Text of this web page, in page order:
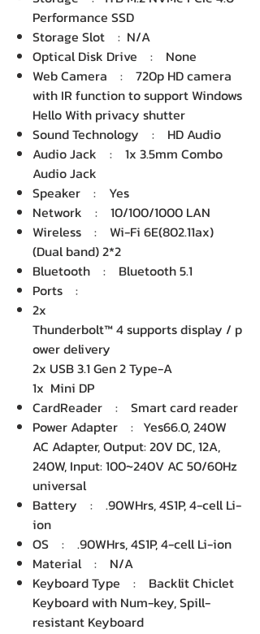
Performance SSD
Storage Slot : N/A
Optical Disk Drive : None
Web Camera : 720p HD camera
with IR function to support Windows
Hello With privacy shutter
Sound Technology : HD Audio
Audio Jack : 1x 3.5mm Combo
Audio Jack
Speaker : Yes
Network : 10/100/1000 LAN
Wireless : Wi-Fi 6E(802.11ax)
(Dual band) 2*2
Bluetooth : Bluetooth 5.1
Ports :
2x
Thunderbolt™ 4 supports display / p
ower delivery
2x USB 3.1 Gen 2 Type-A
1x Mini DP
CardReader : Smart card reader
Power Adapter : Yes66.0, 240W
AC Adapter, Output: 20V DC, 12A,
240W, Input: 100~240V AC 50/60Hz
universal
Battery : .90WHrs, 4S1P, 4-cell Li-
ion
OS : .90WHrs, 4S1P, 4-cell Li-ion
Material : N/A
Keyboard Type : Backlit Chiclet
Keyboard with Num-key, Spill-
resistant Keyboard